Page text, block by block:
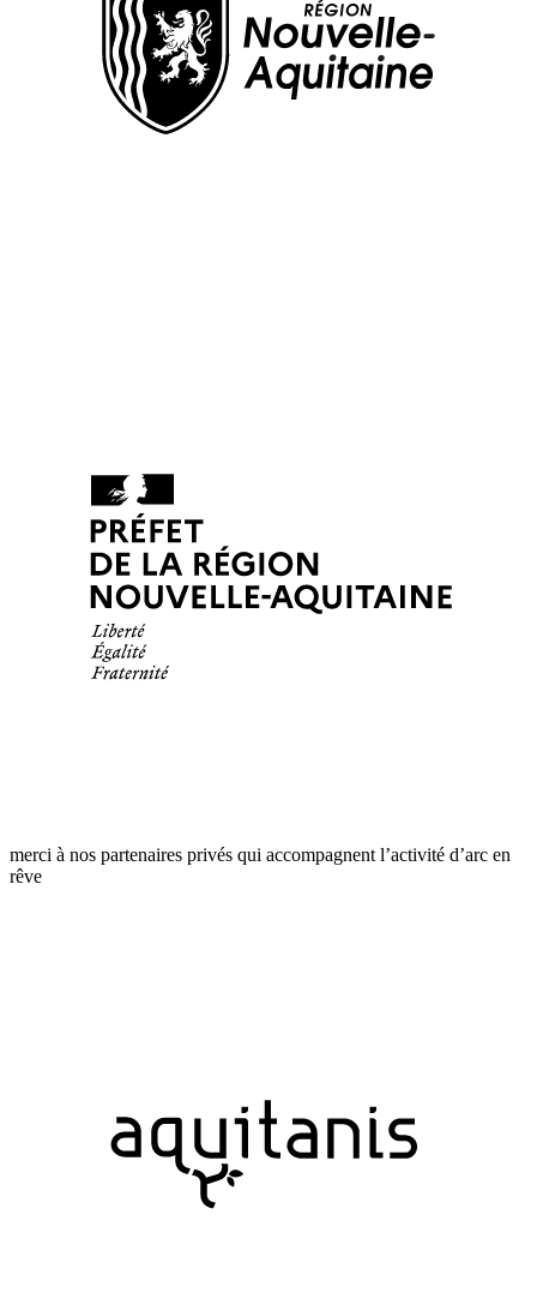
merci à nos partenaires privés qui accompagnent l’activité d’arc en
rêve